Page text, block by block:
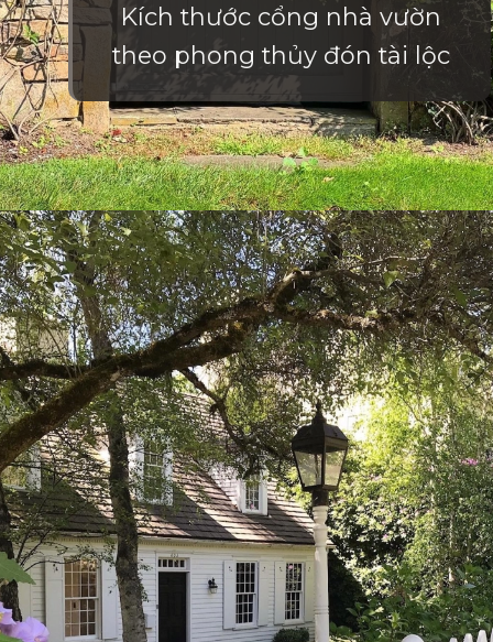
Kích thước cổng nhà vườn
theo phong thủy đón tài lộc
Đang mởhttps://vietnamxua.edu.vn/cong-nha-vuon